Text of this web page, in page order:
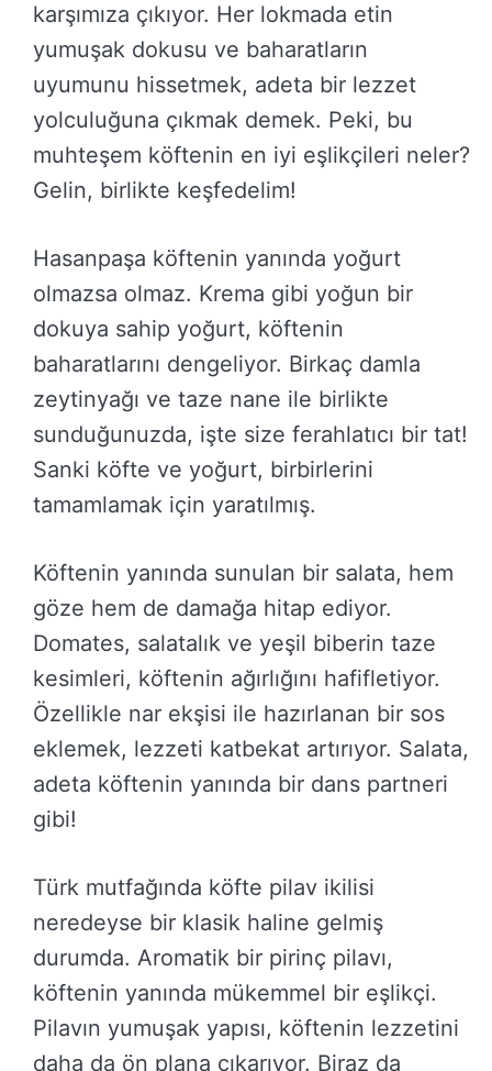
karşımıza çıkıyor. Her lokmada etin
yumuşak dokusu ve baharatların
uyumunu hissetmek, adeta bir lezzet
yolculuğuna çıkmak demek. Peki, bu
muhteşem köftenin en iyi eşlikçileri neler?
Gelin, birlikte keşfedelim!
Hasanpaşa köftenin yanında yoğurt
olmazsa olmaz. Krema gibi yoğun bir
dokuya sahip yoğurt, köftenin
baharatlarını dengeliyor. Birkaç damla
zeytinyağı ve taze nane ile birlikte
sunduğunuzda, işte size ferahlatıcı bir tat!
Sanki köfte ve yoğurt, birbirlerini
tamamlamak için yaratılmış.
Köftenin yanında sunulan bir salata, hem
göze hem de damağa hitap ediyor.
Domates, salatalık ve yeşil biberin taze
kesimleri, köftenin ağırlığını hafifletiyor.
Özellikle nar ekşisi ile hazırlanan bir sos
eklemek, lezzeti katbekat artırıyor. Salata,
adeta köftenin yanında bir dans partneri
gibi!
Türk mutfağında köfte pilav ikilisi
neredeyse bir klasik haline gelmiş
durumda. Aromatik bir pirinç pilavı,
köftenin yanında mükemmel bir eşlikçi.
Pilavın yumuşak yapısı, köftenin lezzetini
daha da ön plana çıkarıyor. Biraz da